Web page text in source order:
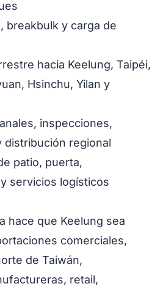
breakbulk y carga de
hacia Keelung, Taipéi,
Hsinchu, Yilan y
inspecciones,
distribución regional
patio, puerta,
servicios logísticos
hace que Keelung sea
comerciales,
de Taiwán,
retail,